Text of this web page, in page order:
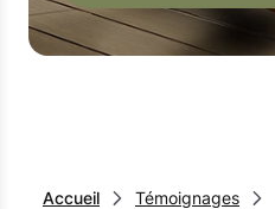
Accueil Témoignages